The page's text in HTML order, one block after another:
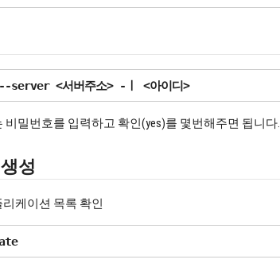
$rhc setup --server <서버주소> -ㅣ <아이디>
비밀번호를 입력하고 확인(yes)를 몇번해주면 됩니다.
성
케이션 목록 확인
rhc app create